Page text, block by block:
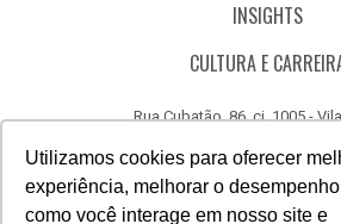
Utilizamos cookies para oferecer
experiência, melhorar o
como você interage em nosso site e
INSIGHTS
CULTURA E
Rua Cubatão, 86, cj. 1005 -
CÓDIGO DE ÉTICA